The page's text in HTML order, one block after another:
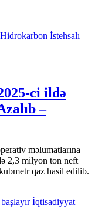
ci ildə
–
məlumatlarına
2,3 milyon ton neft
qaz hasil edilib.
İqtisadiyyat